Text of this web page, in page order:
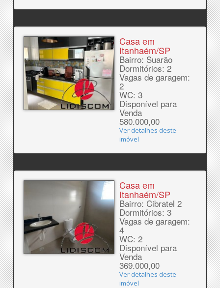
Casa em
Itanhaém/SP
Bairro: Suarão
Dormitórios: 2
Vagas de garagem:
2
WC: 3
Disponível para
Venda
580.000,00
Ver detalhes deste
imóvel
Casa em
Itanhaém/SP
Bairro: Cibratel 2
Dormitórios: 3
Vagas de garagem:
4
WC: 2
Disponível para
Venda
369.000,00
Ver detalhes deste
imóvel